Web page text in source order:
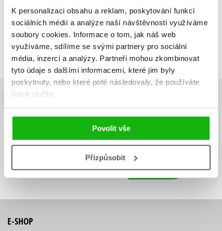
K personalizaci obsahu a reklam, poskytování funkcí
sociálních médií a analýze naší návštěvnosti využíváme
soubory cookies. Informace o tom, jak náš web
využíváme, sdílíme se svými partnery pro sociální
média, inzerci a analýzy. Partneři mohou zkombinovat
tyto údaje s dalšími informacemi, které jim byly
poskytnuty, nebo které poté následovaly, že používáte
jejich služby.
Povolit vše
Přizpůsobit
POUZE DOSTUPNÉ
Nebyly nalezeny žádné tituly
Budete to vědět jako první!
sleva, jaká běží soutěž o ceny? Přihlášením k odběru našich e-
mailových novineksouhlasíte se zpracováním osobních údajů.
mailová
mailová
Vaše e-mailová adresa Přihlásit se
E-SHOP